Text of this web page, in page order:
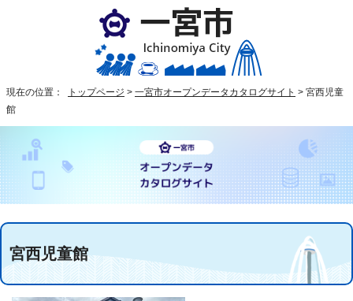
現在の位置： トップページ > 一宮市オープンデータカタログサイト > 宮西児童
館
宮西児童館